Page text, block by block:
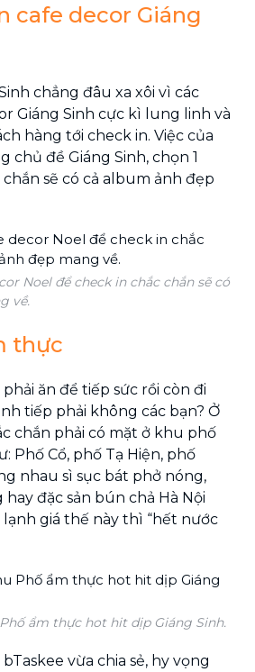
cafe decor Giáng
chẳng đâu xa xôi vì các
Giáng Sinh cực kì lung linh và
hàng tới check in. Việc của
chủ đề Giáng Sinh, chọn 1
sẽ có cả album ảnh đẹp
Noel để check in chắc chắn sẽ có
về.
thực
ăn để tiếp sức rồi còn đi
tiếp phải không các bạn? Ở
chắn phải có mặt ở khu phố
Phố Cổ, phố Tạ Hiện, phố
nhau sì sục bát phở nóng,
đặc sản bún chả Hà Nội
giá thế này thì “hết nước
ẩm thực hot hit dịp Giáng Sinh.
vừa chia sẻ, hy vọng